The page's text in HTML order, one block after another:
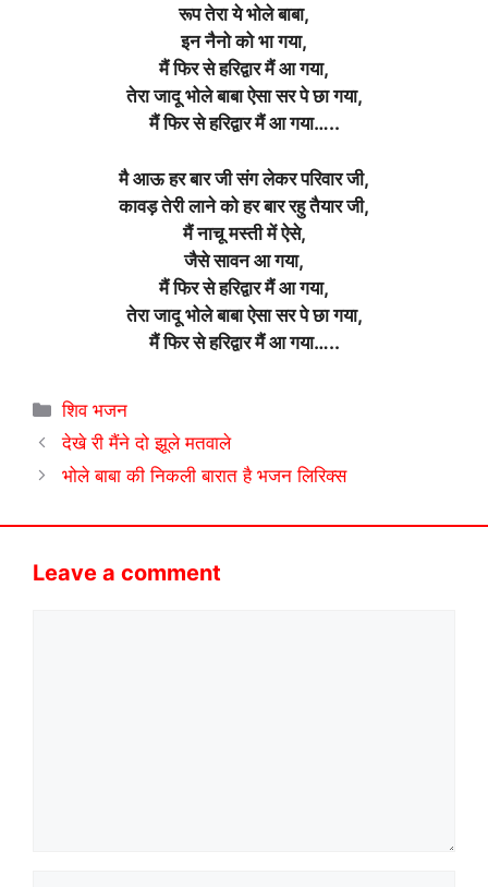
रूप तेरा ये भोले बाबा,
इन नैनो को भा गया,
मैं फिर से हरिद्वार मैं आ गया,
तेरा जादू भोले बाबा ऐसा सर पे छा गया,
मैं फिर से हरिद्वार मैं आ गया…..
मै आऊ हर बार जी संग लेकर परिवार जी,
कावड़ तेरी लाने को हर बार रहु तैयार जी,
मैं नाचू मस्ती में ऐसे,
जैसे सावन आ गया,
मैं फिर से हरिद्वार मैं आ गया,
तेरा जादू भोले बाबा ऐसा सर पे छा गया,
मैं फिर से हरिद्वार मैं आ गया…..
Categories
शिव भजन
देखे री मैंने दो झूले मतवाले
भोले बाबा की निकली बारात है भजन लिरिक्स
Leave a comment